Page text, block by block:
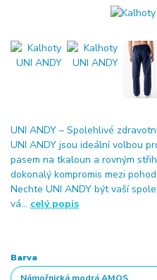
UNI ANDY – Spolehlivé
UNI ANDY jsou ideální volbou
pasem na tkaloun a rovným
dokonalý kompromis mezi
Nechte UNI ANDY být vaší
vá... celý popis
Barva